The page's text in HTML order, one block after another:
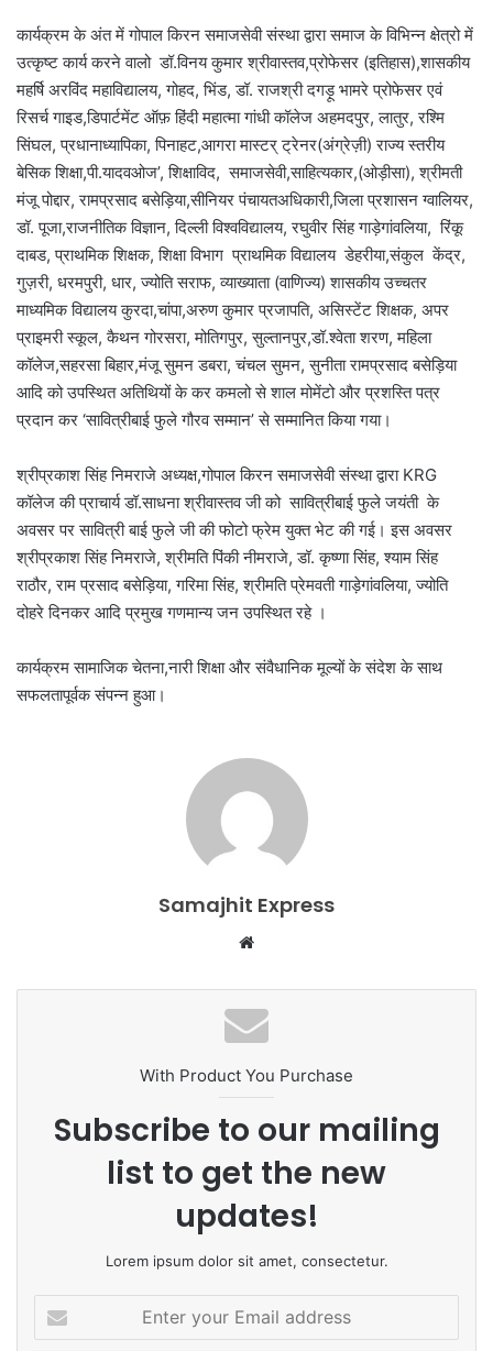
कार्यक्रम के अंत में गोपाल किरन समाजसेवी संस्था द्वारा समाज के विभिन्न क्षेत्रो में
उत्कृष्ट कार्य करने वालो डॉ.विनय कुमार श्रीवास्तव,प्रोफेसर (इतिहास),शासकीय
महर्षि अरविंद महाविद्यालय, गोहद, भिंड, डॉ. राजश्री दगड़ू भामरे प्रोफेसर एवं
रिसर्च गाइड,डिपार्टमेंट ऑफ़ हिंदी महात्मा गांधी कॉलेज अहमदपुर, लातुर, रश्मि
सिंघल, प्रधानाध्यापिका, पिनाहट,आगरा मास्टर् ट्रेनर(अंग्रेज़ी) राज्य स्तरीय
बेसिक शिक्षा,पी.यादवओज’, शिक्षाविद, समाजसेवी,साहित्यकार,(ओड़ीसा), श्रीमती
मंजू पोद्दार, रामप्रसाद बसेड़िया,सीनियर पंचायतअधिकारी,जिला प्रशासन ग्वालियर,
डॉ. पूजा,राजनीतिक विज्ञान, दिल्ली विश्वविद्यालय, रघुवीर सिंह गाड़ेगांवलिया, रिंकू
दाबड, प्राथमिक शिक्षक, शिक्षा विभाग प्राथमिक विद्यालय डेहरीया,संकुल केंद्र,
गुज़री, धरमपुरी, धार, ज्योति सराफ, व्याख्याता (वाणिज्य) शासकीय उच्चतर
माध्यमिक विद्यालय कुरदा,चांपा,अरुण कुमार प्रजापति, असिस्टेंट शिक्षक, अपर
प्राइमरी स्कूल, कैथन गोरसरा, मोतिगपुर, सुल्तानपुर,डॉ.श्वेता शरण, महिला
कॉलेज,सहरसा बिहार,मंजू सुमन डबरा, चंचल सुमन, सुनीता रामप्रसाद बसेड़िया
आदि को उपस्थित अतिथियों के कर कमलो से शाल मोमेंटो और प्रशस्ति पत्र
प्रदान कर ‘सावित्रीबाई फुले गौरव सम्मान’ से सम्मानित किया गया।
श्रीप्रकाश सिंह निमराजे अध्यक्ष,गोपाल किरन समाजसेवी संस्था द्वारा KRG
कॉलेज की प्राचार्य डॉ.साधना श्रीवास्तव जी को सावित्रीबाई फुले जयंती के
अवसर पर सावित्री बाई फुले जी की फोटो फ्रेम युक्त भेट की गई। इस अवसर
श्रीप्रकाश सिंह निमराजे, श्रीमति पिंकी नीमराजे, डॉ. कृष्णा सिंह, श्याम सिंह
राठौर, राम प्रसाद बसेड़िया, गरिमा सिंह, श्रीमति प्रेमवती गाड़ेगांवलिया, ज्योति
दोहरे दिनकर आदि प्रमुख गणमान्य जन उपस्थित रहे ।
कार्यक्रम सामाजिक चेतना,नारी शिक्षा और संवैधानिक मूल्यों के संदेश के साथ
सफलतापूर्वक संपन्न हुआ।
Samajhit Express
With Product You Purchase
Subscribe to our mailing
list to get the new
updates!
Lorem ipsum dolor sit amet, consectetur.
your